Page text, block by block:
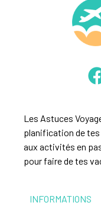
Les Astuces
planification de
aux activités en
pour faire de tes
INFORMATIONS